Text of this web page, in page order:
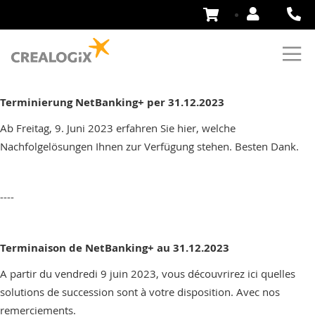
Skip
Terminierung NetBanking+ per 31.12.2023
Ab Freitag, 9. Juni 2023 erfahren Sie hier, welche
Nachfolgelösungen Ihnen zur Verfügung stehen. Besten Dank.
----
Terminaison de NetBanking+ au 31.12.2023
A partir du vendredi 9 juin 2023, vous découvrirez ici quelles
solutions de succession sont à votre disposition. Avec nos
remerciements.